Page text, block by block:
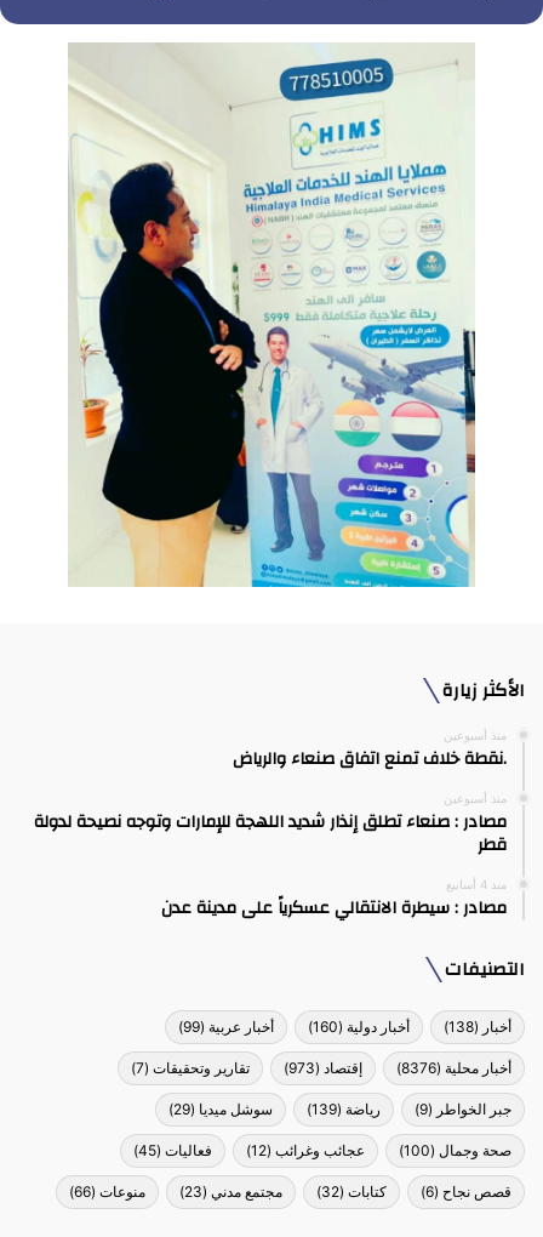
الأكثر زيارة
منذ أسبوعين
.نقطة خلاف تمنع اتفاق صنعاء والرياض
منذ أسبوعين
مصادر : صنعاء تطلق إنذار شديد اللهجة للإمارات وتوجه نصيحة لدولة
قطر
منذ 4 أسابيع
مصادر : سيطرة الانتقالي عسكرياً على مدينة عدن
التصنيفات
أخبار (138) أخبار دولية (160) أخبار عربية (99)
أخبار محلية (8376) إقتصاد (973) تقارير وتحقيقات (7)
جبر الخواطر (9) رياضة (139) سوشل ميديا (29)
صحة وجمال (100) عجائب وغرائب (12) فعاليات (45)
قصص نجاح (6) كتابات (32) مجتمع مدني (23) منوعات (66)